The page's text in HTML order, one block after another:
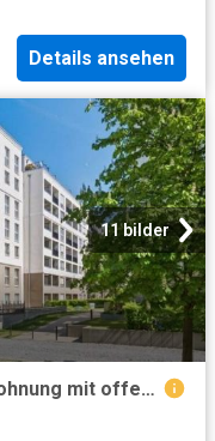
Details ansehen
11 bilder
Ihr neues Zuhause: 3 Zimmer Wohnung mit offener Wohnküche und Balkon